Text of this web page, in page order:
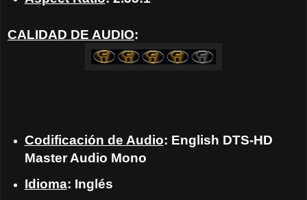
CALIDAD DE AUDIO:
Codificación de Audio: English DTS-HD
Master Audio Mono
Idioma: Inglés